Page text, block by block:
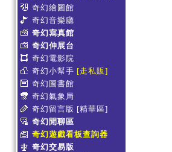
奇幻繪圖館
奇幻音樂廳
奇幻寫真館
奇幻伸展台
奇幻電影院
奇幻小幫手 [走私販]
奇幻圖書館
奇幻氣象局
奇幻留言版 [精華區]
奇幻閒聊區
奇幻遊戲看板查詢器
奇幻交易版